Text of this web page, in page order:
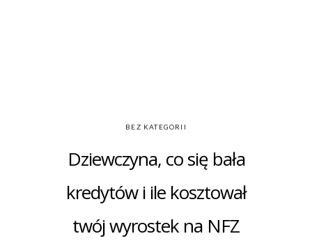
BEZ KATEGORII
Dziewczyna, co się bała
kredytów i ile kosztował
twój wyrostek na NFZ